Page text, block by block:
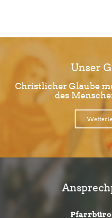
Unser
Christlicher Glaube
des
Pfarrbüro